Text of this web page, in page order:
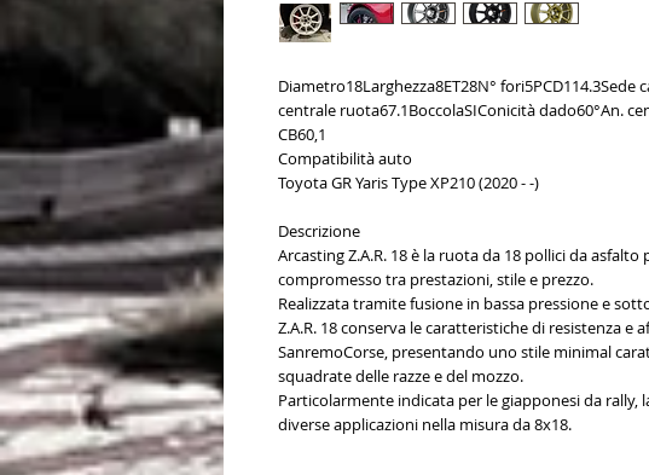
Diametro18Larghezza8ET28N°
centrale ruota67.1BoccolaSIConicità dado60°An.
CB60,1
Compatibilità auto
Toyota GR Yaris Type XP210 (2020 - -)
Descrizione
Arcasting Z.A.R. 18 è la ruota da 18 pollici da
compromesso tra prestazioni, stile e prezzo.
Realizzata tramite fusione in bassa pressione e
Z.A.R. 18 conserva le caratteristiche di resistenza e
SanremoCorse, presentando uno stile minimal
squadrate delle razze e del mozzo.
Particolarmente indicata per le giapponesi da rally,
diverse applicazioni nella misura da 8x18.